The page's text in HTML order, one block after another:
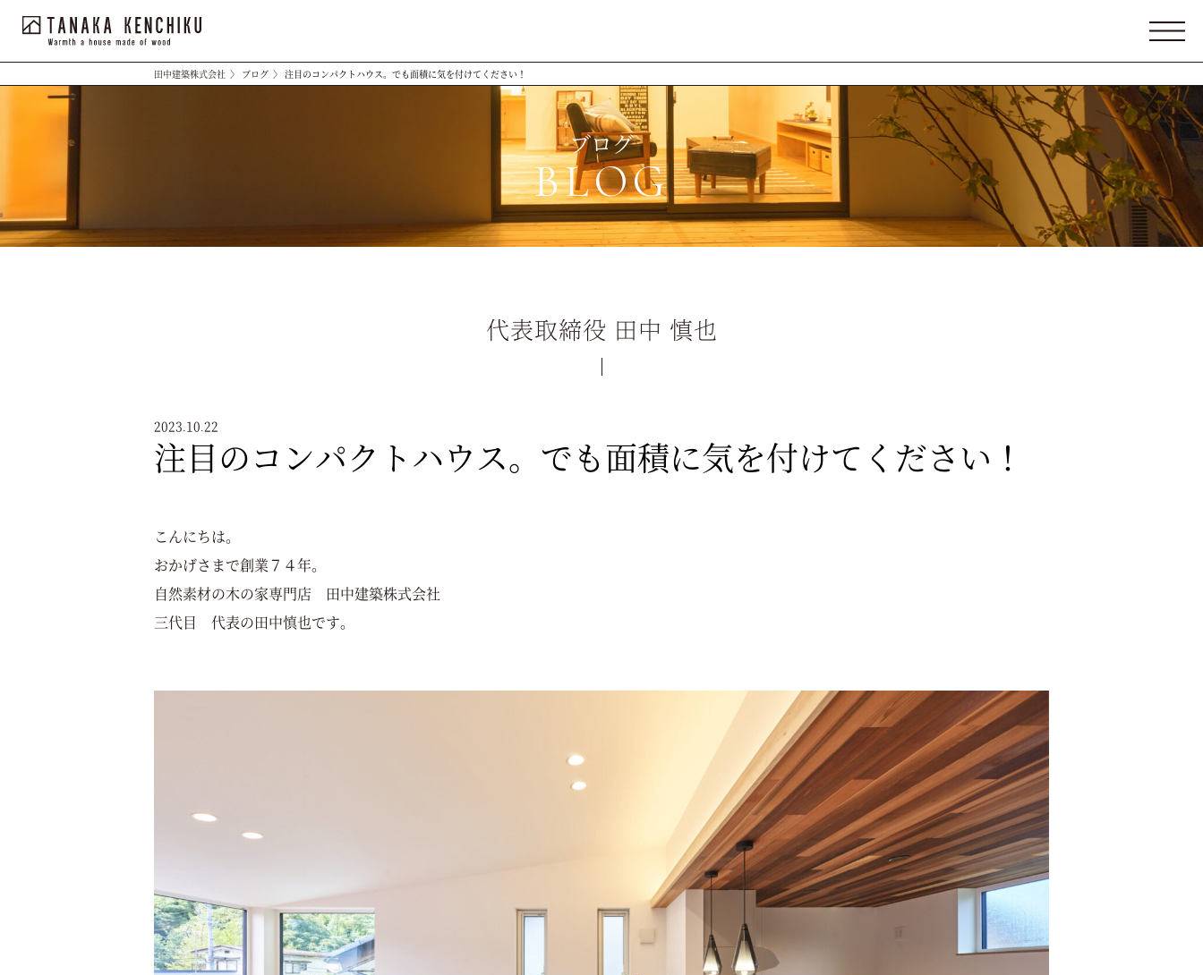
田中建築株式会社 〉 ブログ 〉 注目のコンパクトハウス。でも面積に気を付けてください！
ブログ
BLOG
代表取締役 田中 慎也
2023.10.22
注目のコンパクトハウス。でも面積に気を付けてください！
こんにちは。
おかげさまで創業７４年。
自然素材の木の家専門店 田中建築株式会社
三代目 代表の田中慎也です。